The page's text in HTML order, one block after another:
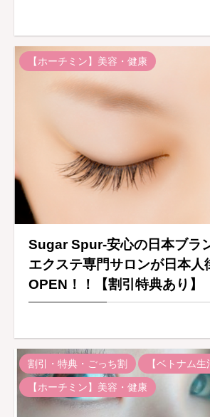
【ホーチミン】美容・健康
Sugar Spur-安心の日本ブラ
エクステ専門サロンが日本人
OPEN！！【割引特典あり】
割引・特典・ごっち割
【ベトナム
【ホーチミン】美容・健康